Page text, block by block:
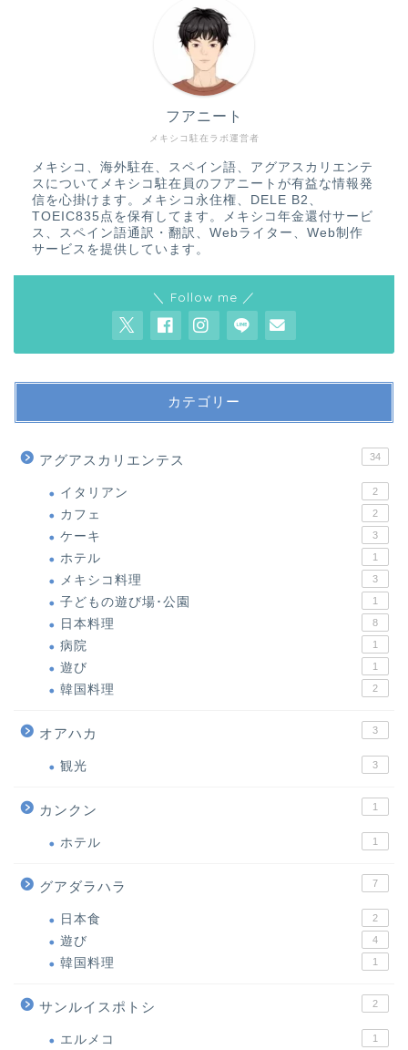
メキシコ駐在ラボ運営者
フアニート
メキシコ、海外駐在、スペイン語、アグアスカリエンテ
スについてメキシコ駐在員のフアニートが有益な情報発
信を心掛けます。メキシコ永住権、DELE B2、
TOEIC835点を保有してます。メキシコ年金還付サービ
ス、スペイン語通訳・翻訳、Webライター、Web制作
サービスを提供しています。
＼ Follow me ／
カテゴリー
アグアスカリエンテス 34
イタリアン 2
カフェ 2
ケーキ 3
ホテル 1
メキシコ料理 3
子どもの遊び場･公園 1
日本料理 8
病院 1
遊び 1
韓国料理 2
オアハカ 3
観光 3
カンクン 1
ホテル 1
グアダラハラ 7
日本食 2
遊び 4
韓国料理 1
サンルイスポトシ 2
エルメコ 1